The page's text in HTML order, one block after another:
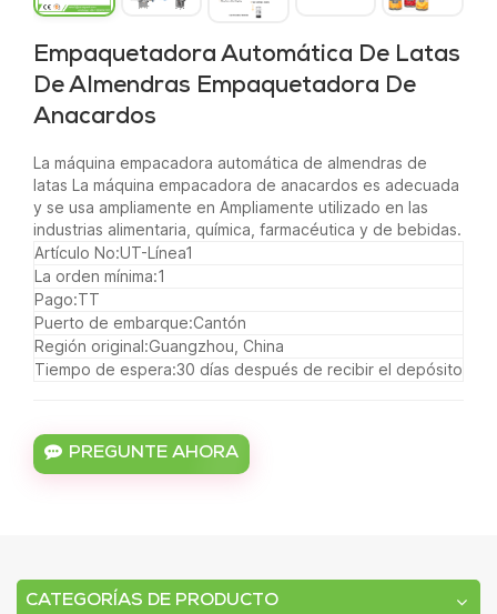
Empaquetadora Automática De Latas
De Almendras Empaquetadora De
Anacardos
La máquina empacadora automática de almendras de
latas La máquina empacadora de anacardos es adecuada
y se usa ampliamente en Ampliamente utilizado en las
industrias alimentaria, química, farmacéutica y de bebidas.
Artículo No:UT-Línea1
La orden mínima:1
Pago:TT
Puerto de embarque:Cantón
Región original:Guangzhou, China
Tiempo de espera:30 días después de recibir el depósito
PREGUNTE AHORA
CATEGORÍAS DE PRODUCTO